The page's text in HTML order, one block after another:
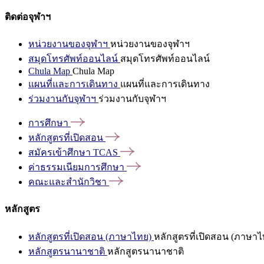
ติดต่อจุฬาฯ
หน่วยงานของจุฬาฯ หน่วยงานของจุฬาฯ
สมุดโทรศัพท์ออนไลน์ สมุดโทรศัพท์ออนไลน์
Chula Map Chula Map
แผนที่และการเดินทาง แผนที่และการเดินทาง
ร่วมงานกับจุฬาฯ ร่วมงานกับจุฬาฯ
การศึกษา
หลักสูตรที่เปิดสอน
สมัครเข้าศึกษา TCAS
ค่าธรรมเนียมการศึกษา
คณะและสำนักวิชา
หลักสูตร
หลักสูตรที่เปิดสอน (ภาษาไทย) หลักสูตรที่เปิดสอน (ภาษาไ
หลักสูตรนานาชาติ หลักสูตรนานาชาติ